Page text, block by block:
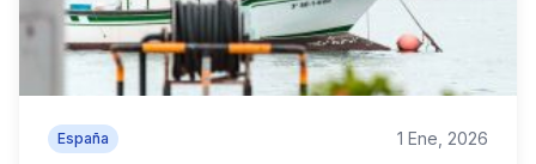
España 1 Ene, 2026